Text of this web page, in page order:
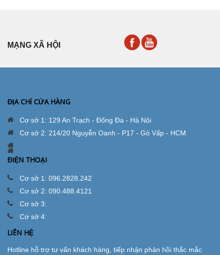
MẠNG XÃ HỘI
ĐỊA CHỈ CỬA HÀNG
Cơ sở 1: 129 An Trạch - Đống Đa - Hà Nội
Cơ sở 2: 214/20 Nguyễn Oanh - P17 - Gò Vấp - HCM
ĐIỆN THOẠI
Cơ sở 1: 096.2828.242
Cơ sở 2: 090.488.4121
Cơ sở 3:
Cơ sở 4:
LIÊN HỆ
Hotline hỗ trợ tư vấn khách hàng, tiếp nhận phản hồi thắc mắc